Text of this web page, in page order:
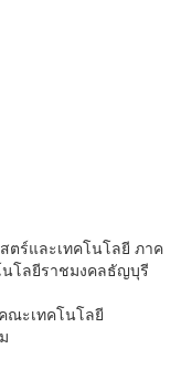
ร์และเทคโนโลยี ภาค
นโลยีราชมงคลธัญบุรี
ะเทคโนโลยี